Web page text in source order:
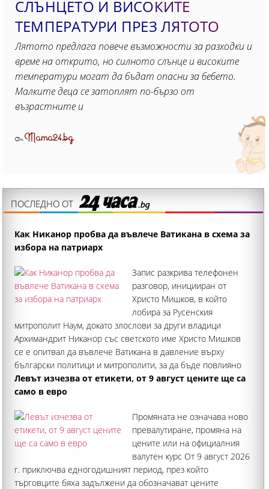
СЛЪНЦЕТО И ВИСОКИТЕ
ТЕМПЕРАТУРИ ПРЕЗ ЛЯТОТО
Лятото предлага повече възможности за разходки и
време на открито, но силното слънце и високите
температури могат да бъдат опасни за бебето.
Малките деца се затоплят по-бързо от
възрастните и
ОтMama24.bg
ПОСЛЕДНО ОТ
Как Никанор пробва да въвлече Ватикана в схема за
избора на патриарх
Запис разкрива телефонен
разговор, иницииран от
Христо Мишков, в който
лобира за Русенския
митрополит Наум, докато злослови за други владици
Архимандрит Никанор със светското име Христо Мишков
се е опитвал да въвлече Ватикана в давление върху
български политици и митрополити, за да бъде повлияно
върху избора за патриарх и той да се насочи към
Левът изчезва от етикети, от 9 август цените ще са
само в евро
Промяната не означава ново
превалутиране, промяна на
цените или на официалния
валутен курс От 9 август 2026
г. приключва едногодишният период, през който
търговците бяха задължени да обозначават цените